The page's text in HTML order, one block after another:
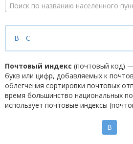
Поиск по названию населенного
В С
Почтовый индекс (почтовый код)
букв или цифр, добавляемых к
облегчения сортировки почтовых
время большинство национальных
использует почтовые индексы
В